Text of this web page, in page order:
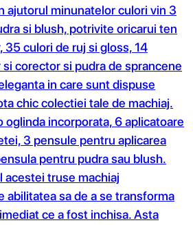
ajutorul minunatelor culori vin 3
si blush, potrivite oricarui ten
35 culori de ruj si gloss, 14
corector si pudra de sprancene
in care sunt dispuse
chic colectiei tale de machiaj.
oglinda incorporata, 6 aplicatoare
3 pensule pentru aplicarea
pentru pudra sau blush.
acestei truse machiaj
abilitatea sa de a se transforma
ce a fost inchisa. Asta